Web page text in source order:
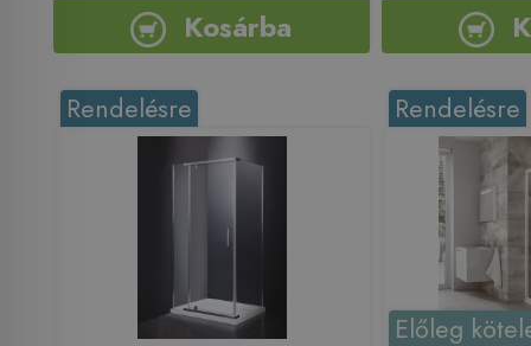
Kosárba
Rendelésre Rendelésre
Előleg